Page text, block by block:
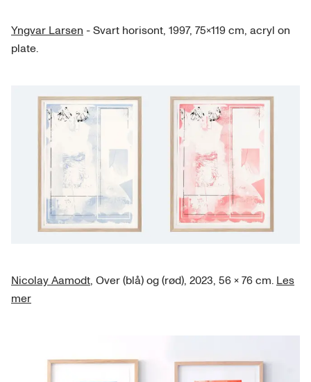
Yngvar Larsen - Svart horisont, 1997, 75x119 cm, acryl on
plate.
Nicolay Aamodt, Over (blå) og (rød), 2023, 56 × 76 cm.Les
mer